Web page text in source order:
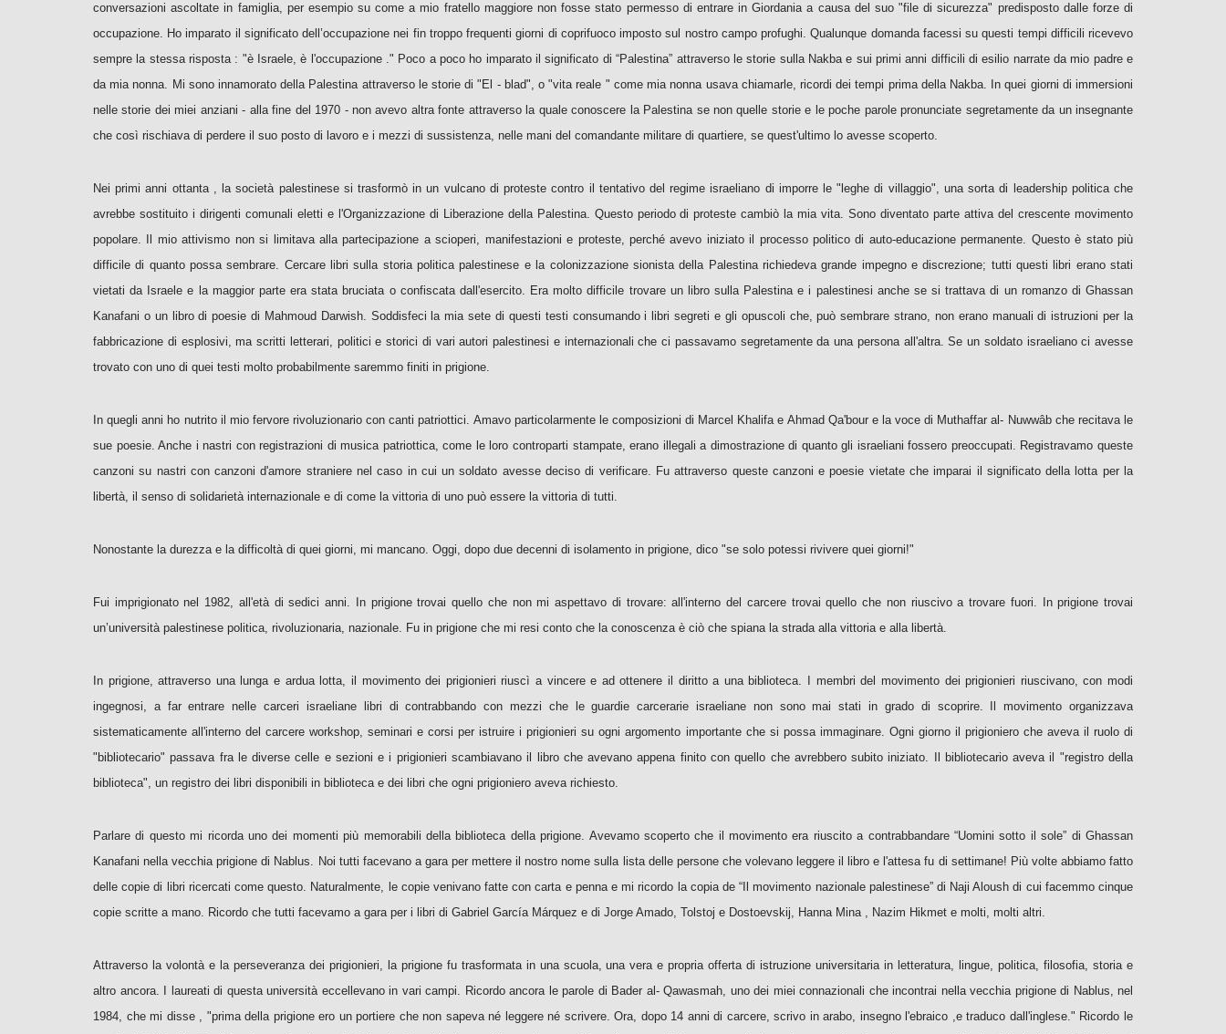
conversazioni ascoltate in famiglia, per esempio su come a mio fratello maggiore non fosse stato permesso di entrare in Giordania a causa del suo "file di sicurezza" predisposto dalle forze di
occupazione. Ho imparato il significato dell’occupazione nei fin troppo frequenti giorni di coprifuoco imposto sul nostro campo profughi. Qualunque domanda facessi su questi tempi difficili ricevevo
sempre la stessa risposta : "è Israele, è l'occupazione ." Poco a poco ho imparato il significato di “Palestina” attraverso le storie sulla Nakba e sui primi anni difficili di esilio narrate da mio padre e
da mia nonna. Mi sono innamorato della Palestina attraverso le storie di "El - blad", o "vita reale " come mia nonna usava chiamarle, ricordi dei tempi prima della Nakba. In quei giorni di immersioni
nelle storie dei miei anziani - alla fine del 1970 - non avevo altra fonte attraverso la quale conoscere la Palestina se non quelle storie e le poche parole pronunciate segretamente da un insegnante
che così rischiava di perdere il suo posto di lavoro e i mezzi di sussistenza, nelle mani del comandante militare di quartiere, se quest'ultimo lo avesse scoperto.
Nei primi anni ottanta , la società palestinese si trasformò in un vulcano di proteste contro il tentativo del regime israeliano di imporre le "leghe di villaggio", una sorta di leadership politica che
avrebbe sostituito i dirigenti comunali eletti e l'Organizzazione di Liberazione della Palestina. Questo periodo di proteste cambiò la mia vita. Sono diventato parte attiva del crescente movimento
popolare. Il mio attivismo non si limitava alla partecipazione a scioperi, manifestazioni e proteste, perché avevo iniziato il processo politico di auto-educazione permanente. Questo è stato più
difficile di quanto possa sembrare. Cercare libri sulla storia politica palestinese e la colonizzazione sionista della Palestina richiedeva grande impegno e discrezione; tutti questi libri erano stati
vietati da Israele e la maggior parte era stata bruciata o confiscata dall'esercito. Era molto difficile trovare un libro sulla Palestina e i palestinesi anche se si trattava di un romanzo di Ghassan
Kanafani o un libro di poesie di Mahmoud Darwish. Soddisfeci la mia sete di questi testi consumando i libri segreti e gli opuscoli che, può sembrare strano, non erano manuali di istruzioni per la
fabbricazione di esplosivi, ma scritti letterari, politici e storici di vari autori palestinesi e internazionali che ci passavamo segretamente da una persona all'altra. Se un soldato israeliano ci avesse
trovato con uno di quei testi molto probabilmente saremmo finiti in prigione.
In quegli anni ho nutrito il mio fervore rivoluzionario con canti patriottici. Amavo particolarmente le composizioni di Marcel Khalifa e Ahmad Qa'bour e la voce di Muthaffar al- Nuwwâb che recitava le
sue poesie. Anche i nastri con registrazioni di musica patriottica, come le loro controparti stampate, erano illegali a dimostrazione di quanto gli israeliani fossero preoccupati. Registravamo queste
canzoni su nastri con canzoni d'amore straniere nel caso in cui un soldato avesse deciso di verificare. Fu attraverso queste canzoni e poesie vietate che imparai il significato della lotta per la
libertà, il senso di solidarietà internazionale e di come la vittoria di uno può essere la vittoria di tutti.
Nonostante la durezza e la difficoltà di quei giorni, mi mancano. Oggi, dopo due decenni di isolamento in prigione, dico "se solo potessi rivivere quei giorni!"
Fui imprigionato nel 1982, all'età di sedici anni. In prigione trovai quello che non mi aspettavo di trovare: all'interno del carcere trovai quello che non riuscivo a trovare fuori. In prigione trovai
un’università palestinese politica, rivoluzionaria, nazionale. Fu in prigione che mi resi conto che la conoscenza è ciò che spiana la strada alla vittoria e alla libertà.
In prigione, attraverso una lunga e ardua lotta, il movimento dei prigionieri riuscì a vincere e ad ottenere il diritto a una biblioteca. I membri del movimento dei prigionieri riuscivano, con modi
ingegnosi, a far entrare nelle carceri israeliane libri di contrabbando con mezzi che le guardie carcerarie israeliane non sono mai stati in grado di scoprire. Il movimento organizzava
sistematicamente all'interno del carcere workshop, seminari e corsi per istruire i prigionieri su ogni argomento importante che si possa immaginare. Ogni giorno il prigioniero che aveva il ruolo di
"bibliotecario" passava fra le diverse celle e sezioni e i prigionieri scambiavano il libro che avevano appena finito con quello che avrebbero subito iniziato. Il bibliotecario aveva il "registro della
biblioteca", un registro dei libri disponibili in biblioteca e dei libri che ogni prigioniero aveva richiesto.
Parlare di questo mi ricorda uno dei momenti più memorabili della biblioteca della prigione. Avevamo scoperto che il movimento era riuscito a contrabbandare “Uomini sotto il sole” di Ghassan
Kanafani nella vecchia prigione di Nablus. Noi tutti facevano a gara per mettere il nostro nome sulla lista delle persone che volevano leggere il libro e l'attesa fu di settimane! Più volte abbiamo fatto
delle copie di libri ricercati come questo. Naturalmente, le copie venivano fatte con carta e penna e mi ricordo la copia de “Il movimento nazionale palestinese” di Naji Aloush di cui facemmo cinque
copie scritte a mano. Ricordo che tutti facevamo a gara per i libri di Gabriel García Márquez e di Jorge Amado, Tolstoj e Dostoevskij, Hanna Mina , Nazim Hikmet e molti, molti altri.
Attraverso la volontà e la perseveranza dei prigionieri, la prigione fu trasformata in una scuola, una vera e propria offerta di istruzione universitaria in letteratura, lingue, politica, filosofia, storia e
altro ancora. I laureati di questa università eccellevano in vari campi. Ricordo ancora le parole di Bader al- Qawasmah, uno dei miei connazionali che incontrai nella vecchia prigione di Nablus, nel
1984, che mi disse , "prima della prigione ero un portiere che non sapeva né leggere né scrivere. Ora, dopo 14 anni di carcere, scrivo in arabo, insegno l'ebraico ,e traduco dall'inglese." Ricordo le